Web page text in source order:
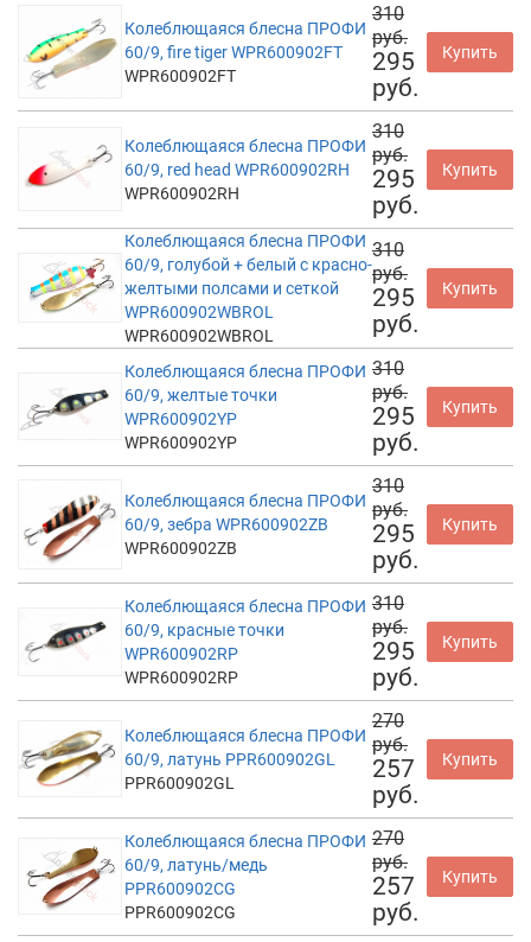
Колеблющаяся блесна ПРОФИ
60/9, fire tiger WPR600902FT
WPR600902FT
310
руб.
295
руб.
Купить
Колеблющаяся блесна ПРОФИ
60/9, red head WPR600902RH
WPR600902RH
310
руб.
295
руб.
Купить
Колеблющаяся блесна ПРОФИ
60/9, голубой + белый с красно-
желтыми полсами и сеткой
WPR600902WBROL
WPR600902WBROL
310
руб.
295
руб.
Купить
Колеблющаяся блесна ПРОФИ
60/9, желтые точки
WPR600902YP
WPR600902YP
310
руб.
295
руб.
Купить
Колеблющаяся блесна ПРОФИ
60/9, зебра WPR600902ZB
WPR600902ZB
310
руб.
295
руб.
Купить
Колеблющаяся блесна ПРОФИ
60/9, красные точки
WPR600902RP
WPR600902RP
310
руб.
295
руб.
Купить
Колеблющаяся блесна ПРОФИ
60/9, латунь PPR600902GL
PPR600902GL
270
руб.
257
руб.
Купить
Колеблющаяся блесна ПРОФИ
60/9, латунь/медь
PPR600902CG
PPR600902CG
270
руб.
257
руб.
Купить